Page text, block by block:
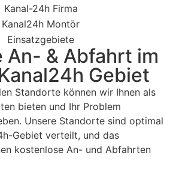
An- & Abfahrt im
Gebiet
Standorte können wir Ihnen als
bieten und Ihr Problem
Unsere Standorte sind optimal
Gebiet verteilt, und das
kostenlose An- und Abfahrten